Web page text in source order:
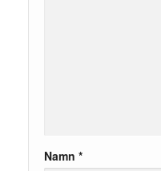
Namn *